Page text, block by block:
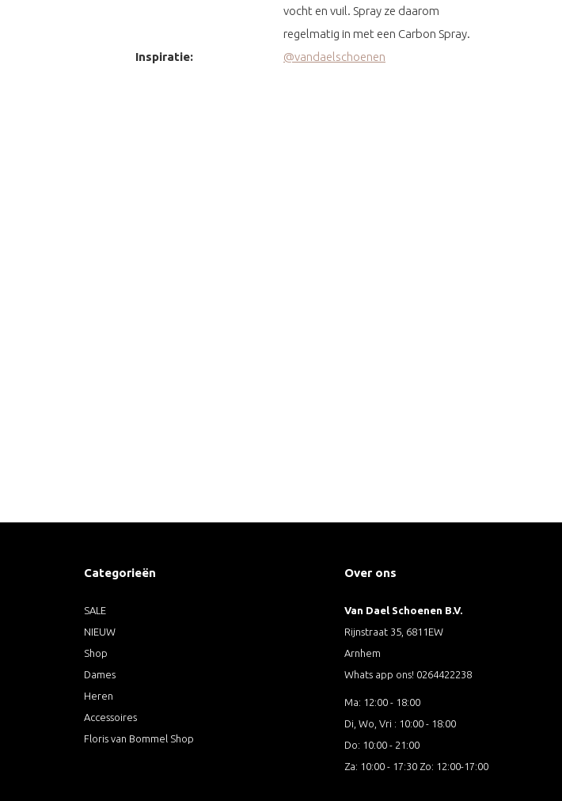
vocht en vuil. Spray ze daarom
regelmatig in met een Carbon Spray.
Inspiratie:
@vandaelschoenen
Categorieën
SALE
NIEUW
Shop
Dames
Heren
Accessoires
Floris van Bommel Shop
Over ons
Van Dael Schoenen B.V.
Rijnstraat 35, 6811EW
Arnhem
Whats app ons! 0264422238
Ma: 12:00 - 18:00
Di, Wo, Vri : 10:00 - 18:00
Do: 10:00 - 21:00
Za: 10:00 - 17:30 Zo: 12:00-17:00